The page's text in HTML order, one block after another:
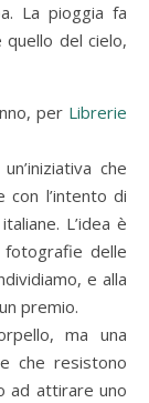
La pioggia fa
del cielo,
per Librerie
che
con l’intento di
L’idea è
fotografie delle
e alla
premio.
ma una
che resistono
ad attirare uno